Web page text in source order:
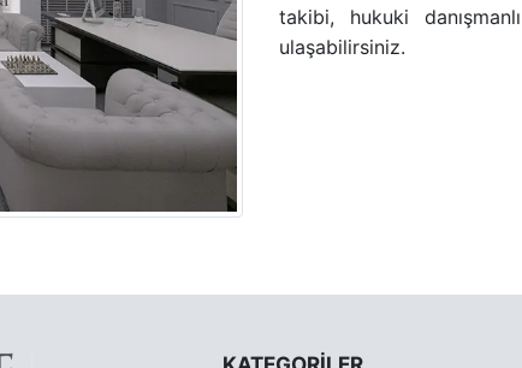
takibi, hukuki
ulaşabilirsiniz.